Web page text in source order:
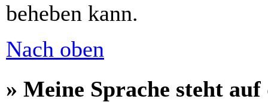
beheben kann.
Nach oben
» Meine Sprache steht